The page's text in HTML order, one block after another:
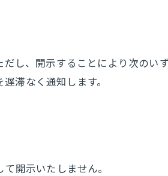
し、開示することにより次のい
滞なく通知します。
開示いたしません。